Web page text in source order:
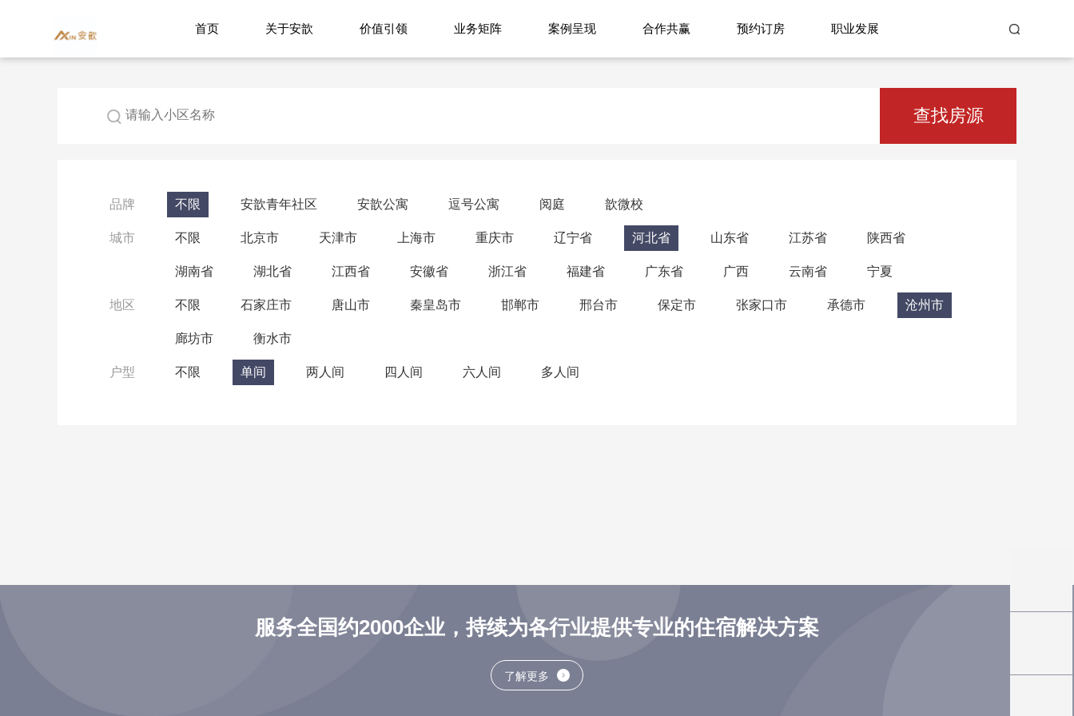
首页 关于安歆 价值引领 业务矩阵 案例呈现 合作共赢 预约订房 职业发展
查找房源
品牌 不限 安歆青年社区 安歆公寓 逗号公寓 阅庭 歆微校
城市 不限 北京市 天津市 上海市 重庆市 辽宁省 河北省 山东省 江苏省 陕西省
湖南省 湖北省 江西省 安徽省 浙江省 福建省 广东省 广西 云南省 宁夏
地区 不限 石家庄市 唐山市 秦皇岛市 邯郸市 邢台市 保定市 张家口市 承德市 沧州市
廊坊市 衡水市
户型 不限 单间 两人间 四人间 六人间 多人间
服务全国约2000企业，持续为各行业提供专业的住宿解决方案
了解更多